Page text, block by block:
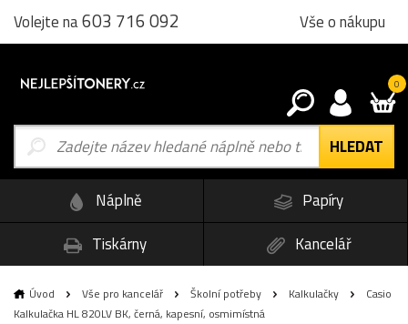
Volejte na603 716 092 Vše o nákupu
0
Náplně
Papíry
Tiskárny
Kancelář
Úvod Vše pro kancelář Školní potřeby Kalkulačky
Casio
Kalkulačka HL 820LV BK, černá, kapesní, osmimístná